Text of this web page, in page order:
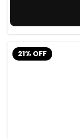
21% OFF